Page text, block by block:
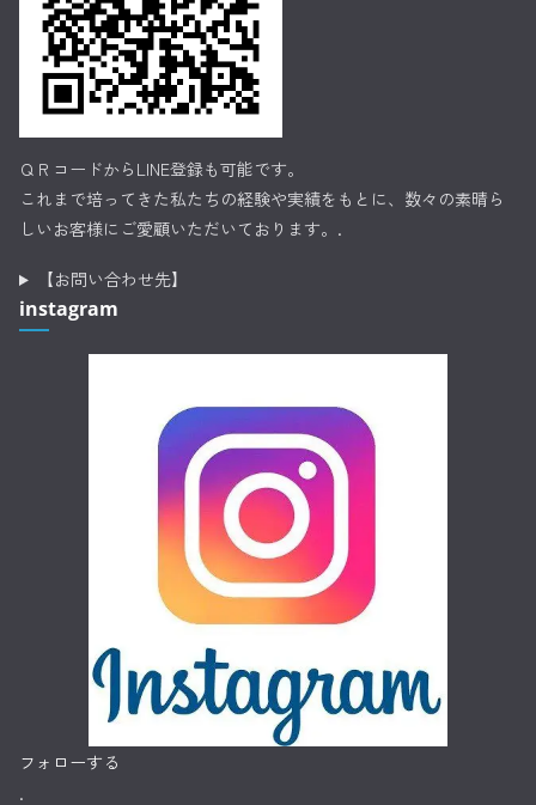
ＱＲコードからLINE登録も可能です。
これまで培ってきた私たちの経験や実績をもとに、数々の素晴ら
しいお客様にご愛顧いただいております。.
【お問い合わせ先】
instagram
フォローする
.